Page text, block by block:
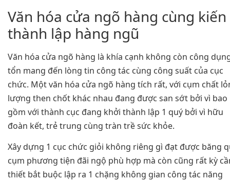
Văn hóa cửa ngõ hàng cùng kiến
thành lập hàng ngũ
Văn hóa cửa ngõ hàng là khía cạnh không còn công
tổn mang đến lòng tin công tác cùng công suất của cục
chức. Một văn hóa cửa ngõ hàng tích rất, với cụm chất
lượng then chốt khác nhau đang được san sớt bởi vì bao
gồm với thành cục đang khởi thành lập 1 quý bởi vì hữu
đoàn kết, trẻ trung cùng tràn trề sức khỏe.
Xây dựng 1 cục chức giỏi không riêng gì đạt được băng
cụm phương tiện đãi ngộ phù hợp mà còn cũng rất kỳ
thiết bắt buộc lập ra 1 chặng không gian công tác năng